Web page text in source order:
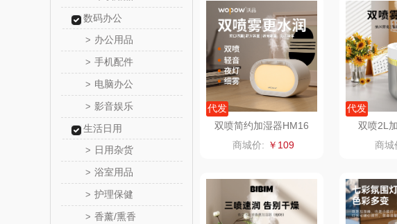
数码办公
> 办公用品
> 手机配件
> 电脑办公
> 影音娱乐
生活日用
> 日用杂货
> 浴室用品
> 护理保健
> 香薰/熏香
真不二 富安娜（
1）
洁丽雅（包销款） 云栖桦
五丰黎红 小胖爪
银小燕
泉尔思 润培
奈斯派索 小度
邻家饭香 赫兰希
代发
双喷简约加湿器HM16
商城价: ￥109
代发
双喷2L
商城